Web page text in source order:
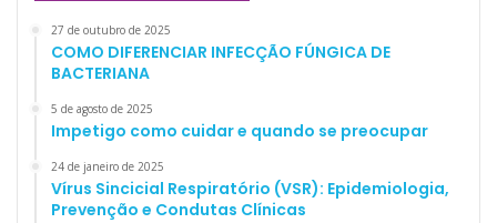
27 de outubro de 2025
COMO DIFERENCIAR INFECÇÃO FÚNGICA DE
BACTERIANA
5 de agosto de 2025
Impetigo como cuidar e quando se preocupar
24 de janeiro de 2025
Vírus Sincicial Respiratório (VSR): Epidemiologia,
Prevenção e Condutas Clínicas